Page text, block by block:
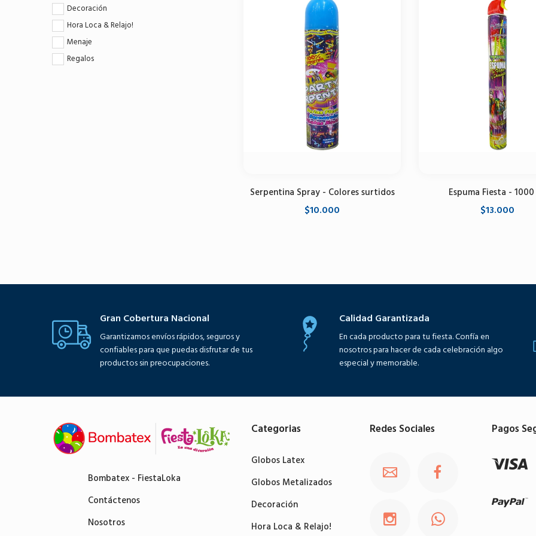
Decoración
Hora Loca & Relajo!
Menaje
Regalos
Serpentina Spray - Colores surtidos
$10.000
Espuma Fiesta -
$13.000
Gran Cobertura Nacional
Garantizamos envíos rápidos, seguros y
confiables para que puedas disfrutar de tus
productos sin preocupaciones.
Calidad Garantizada
En cada producto para tu fiesta. Confía en
nosotros para hacer de cada celebración algo
especial y memorable.
Bombatex - FiestaLoka
Contáctenos
Nosotros
Categorias
Globos Latex
Globos Metalizados
Decoración
Hora Loca & Relajo!
Redes Sociales Pagos